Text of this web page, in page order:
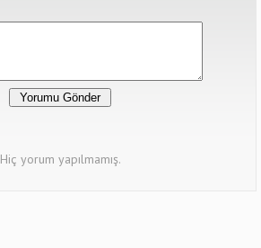
Hiç yorum yapılmamış.